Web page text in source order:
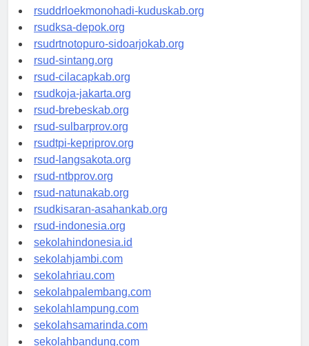
rsud-tpikepriprov.org
rsuddrloekmonohadi-kuduskab.org
rsudksa-depok.org
rsudrtnotopuro-sidoarjokab.org
rsud-sintang.org
rsud-cilacapkab.org
rsudkoja-jakarta.org
rsud-brebeskab.org
rsud-sulbarprov.org
rsudtpi-kepriprov.org
rsud-langsakota.org
rsud-ntbprov.org
rsud-natunakab.org
rsudkisaran-asahankab.org
rsud-indonesia.org
sekolahindonesia.id
sekolahjambi.com
sekolahriau.com
sekolahpalembang.com
sekolahlampung.com
sekolahsamarinda.com